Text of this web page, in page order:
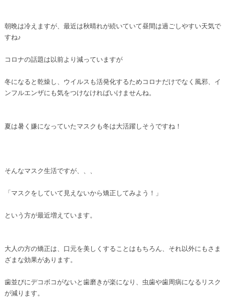
朝晩は冷えますが、最近は秋晴れが続いていて昼間は過ごしやすい天気で
すね♪
コロナの話題は以前より減っていますが
冬になると乾燥し、ウイルスも活発化するためコロナだけでなく風邪、イ
ンフルエンザにも気をつけなければいけませんね。
夏は暑く嫌になっていたマスクも冬は大活躍しそうですね！
そんなマスク生活ですが、、、
「マスクをしていて見えないから矯正してみよう！」
という方が最近増えています。
大人の方の矯正は、口元を美しくすることはもちろん、それ以外にもさま
ざまな効果があります。
歯並びにデコボコがないと歯磨きが楽になり、虫歯や歯周病になるリスク
が減ります。